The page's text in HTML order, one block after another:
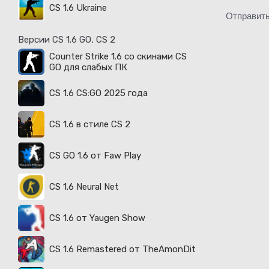
CS 1.6 Ukraine
Версии CS 1.6 GO, CS 2
Counter Strike 1.6 со скинами CS
GO для слабых ПК
CS 1.6 CS:GO 2025 года
CS 1.6 в стиле CS 2
CS GO 1.6 от Faw Play
CS 1.6 Neural Net
CS 1.6 от Yaugen Show
CS 1.6 Remastered от TheAmonDit